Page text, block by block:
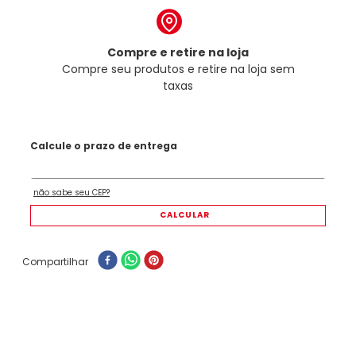
Compre e retire na loja
Compre seu produtos e retire na loja sem
taxas
Compartilhar